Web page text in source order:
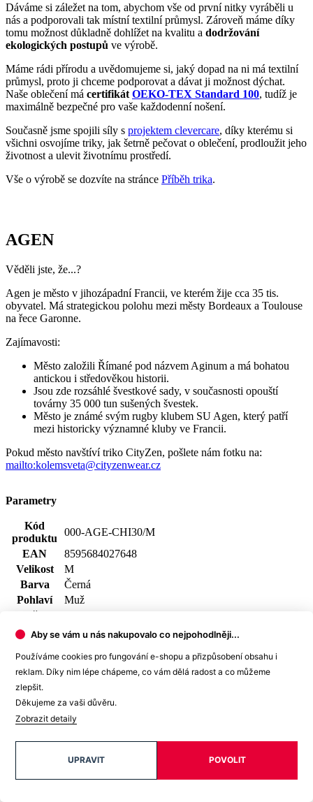
Dáváme si záležet na tom, abychom vše od první nitky vyráběli u
nás a podporovali tak místní textilní průmysl. Zároveň máme díky
tomu možnost důkladně dohlížet na kvalitu a dodržování
ekologických postupů ve výrobě.
Máme rádi přírodu a uvědomujeme si, jaký dopad na ni má textilní
průmysl, proto ji chceme podporovat a dávat ji možnost dýchat.
Naše oblečení má certifikát OEKO-TEX Standard 100, tudíž je
maximálně bezpečné pro vaše každodenní nošení.
Současně jsme spojili síly s projektem clevercare, díky kterému si
všichni osvojíme triky, jak šetrně pečovat o oblečení, prodloužit jeho
životnost a ulevit životnímu prostředí.
Vše o výrobě se dozvíte na stránce Příběh trika.
AGEN
Věděli jste, že...?
Agen je město v jihozápadní Francii, ve kterém žije cca 35 tis.
obyvatel. Má strategickou polohu mezi městy Bordeaux a Toulouse
na řece Garonne.
Zajímavosti:
Město založili Římané pod názvem Aginum a má bohatou
antickou i středověkou historii.
Jsou zde rozsáhlé švestkové sady, v současnosti opouští
továrny 35 000 tun sušených švestek.
Město je známé svým rugby klubem SU Agen, který patří
mezi historicky významné kluby ve Francii.
Pokud město navštíví triko CityZen, pošlete nám fotku na:
mailto:kolemsveta@cityzenwear.cz
Parametry
Kód
produktu
000-AGE-CHI30/M
EAN
8595684027648
Velikost
M
Barva
Černá
Pohlaví
Muž
Složení
materiálu
Potisk
Typ
oblečení
Spolupráce
Střih
Klasický / Regular | Bez kapsičky
Výstřih
Do U
saje | Rychle schne | 100% Prémiová bavlna
Aby se vám u nás nakupovalo co nejpohodlněji...
Používáme cookies pro fungování e-shopu a přizpůsobení obsahu i
reklam. Díky nim lépe chápeme, co vám dělá radost a co můžeme
zlepšit.
Děkujeme za vaši důvěru.
Zobrazit detaily
POVOLIT
UPRAVIT